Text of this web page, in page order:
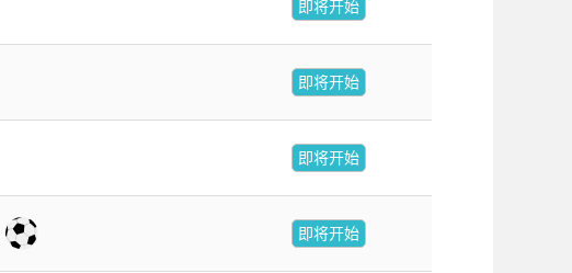
即将开始
即将开始
即将开始
即将开始